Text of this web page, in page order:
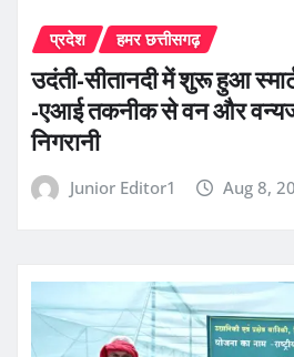
प्रदेश हमर छत्तीसगढ़
उदंती-सीतानदी में शुरू हुआ
-एआई तकनीक से वन और
निगरानी
Junior Editor1 Aug 8,